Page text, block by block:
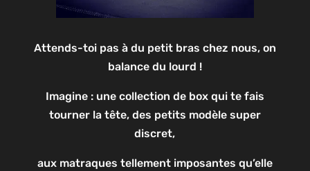
Attends-toi pas à du petit bras chez nous, on
balance du lourd !
Imagine : une collection de box qui te fais
tourner la tête, des petits modèle super
discret,
aux matraques tellement imposantes qu’elle